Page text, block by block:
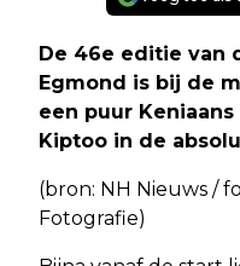
De 46e editie van
Egmond is bij de
een puur
Kiptoo in de
(bron: NH Nieuws /
Fotografie)